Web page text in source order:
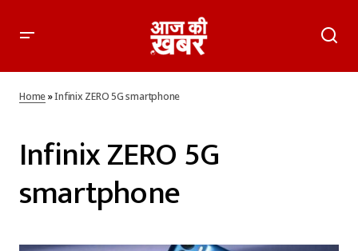
Home»Infinix ZERO 5G smartphone
Infinix ZERO 5G
smartphone